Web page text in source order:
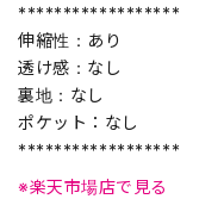
******************
伸縮性：あり
透け感：なし
裏地：なし
ポケット：なし
******************
※楽天市場店で見る